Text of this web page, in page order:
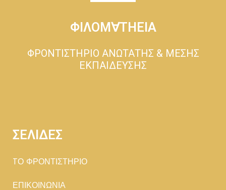
ΦΙΛΟΜ∀ΤΗΕΙΑ
ΦΡΟΝΤΙΣΤΗΡΙΟ ΑΝΩΤΑΤΗΣ & ΜΕΣΗΣ
ΕΚΠΑΙΔΕΥΣΗΣ
ΣΕΛΙΔΕΣ
TΟ ΦΡΟΝΤΙΣΤΗΡΙΟ
ΕΠΙΚΟΙΝΩΝΙΑ